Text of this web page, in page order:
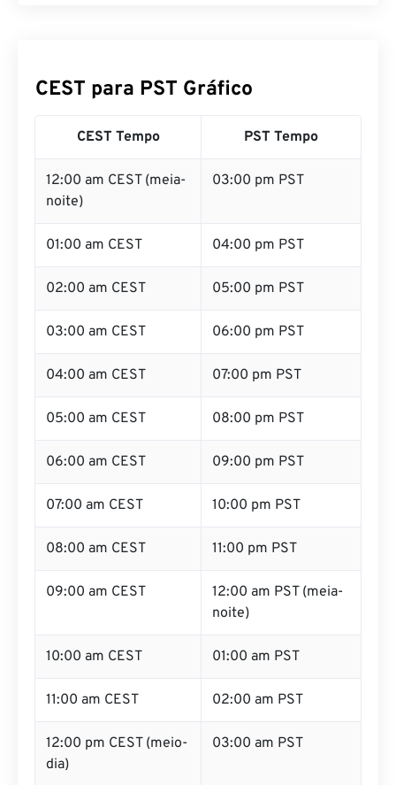
CEST para PST Gráfico
CEST Tempo PST Tempo
12:00 am CEST (meia-
noite)
03:00 pm PST
01:00 am CEST 04:00 pm PST
02:00 am CEST 05:00 pm PST
03:00 am CEST 06:00 pm PST
04:00 am CEST 07:00 pm PST
05:00 am CEST 08:00 pm PST
06:00 am CEST 09:00 pm PST
07:00 am CEST 10:00 pm PST
08:00 am CEST 11:00 pm PST
09:00 am CEST
12:00 am PST (meia-
noite)
10:00 am CEST 01:00 am PST
11:00 am CEST 02:00 am PST
12:00 pm CEST (meio-
dia)
03:00 am PST